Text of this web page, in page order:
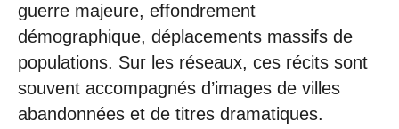
guerre majeure, effondrement
démographique, déplacements massifs de
populations. Sur les réseaux, ces récits sont
souvent accompagnés d’images de villes
abandonnées et de titres dramatiques.